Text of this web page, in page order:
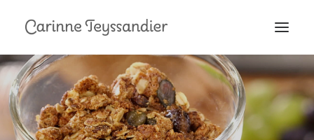
MON PARCOURS
À LA TÉLÉ
PRESTATIONS